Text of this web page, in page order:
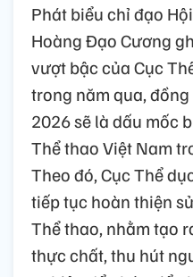
Phát biểu chỉ đạo
Hoàng Đạo Cương
vượt bậc của Cục
trong năm qua,
2026 sẽ là dấu mốc
Thể thao Việt Nam
Theo đó, Cục Thể
tiếp tục hoàn thiện
Thể thao, nhằm tạo
thực chất, thu hút